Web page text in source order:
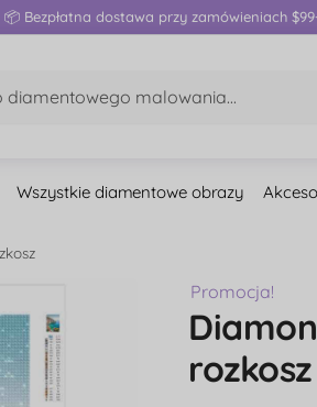
📦 Bezpłatna dostawa przy zamówieniach
Wszystkie diamentowe obrazy
Promocja!
rozkosz